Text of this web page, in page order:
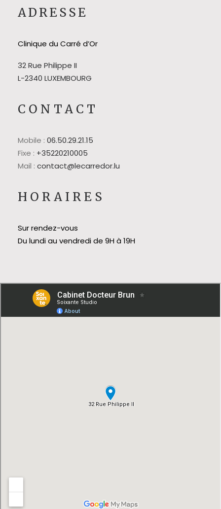
ADRESSE
Clinique du Carré d’Or
32 Rue Philippe II
L-2340 LUXEMBOURG
CONTACT
Mobile : 06.50.29.21.15
Fixe : +35220210005
Mail : contact@lecarredor.lu
HORAIRES
Sur rendez-vous
Du lundi au vendredi de 9H à 19H